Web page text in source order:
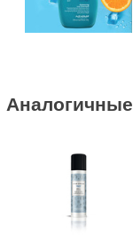
Аналогичные